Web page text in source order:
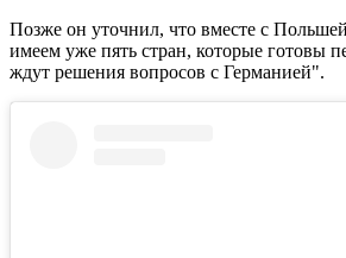
Позже он уточнил, что вместе с
имеем уже пять стран, которые готовы
ждут решения вопросов с Германией".